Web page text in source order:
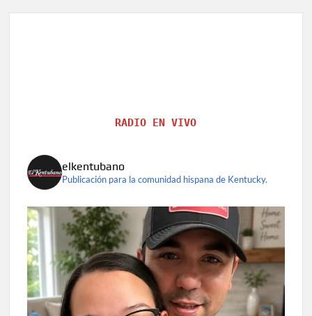
RADIO EN VIVO
elkentubano
Publicación para la comunidad hispana de Kentucky.